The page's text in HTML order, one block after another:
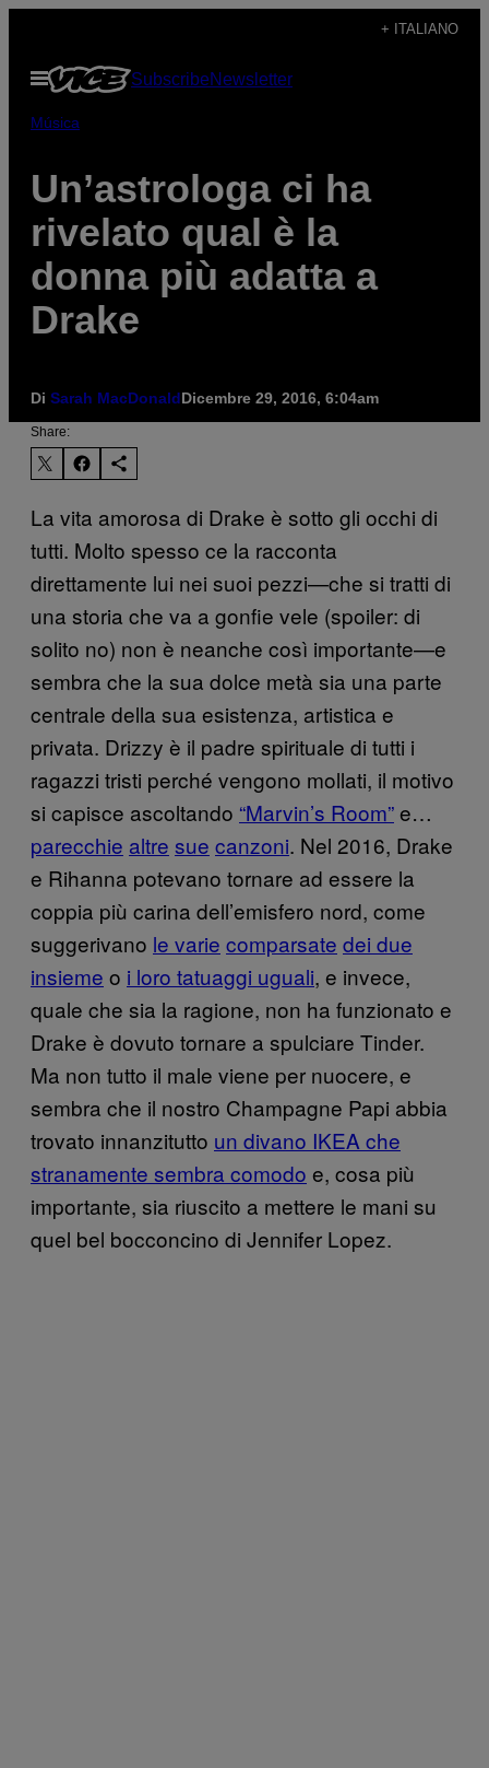
contenuto
+ ITALIANO
Apri
SubscribeNewsletter
Música
Un’astrologa ci ha
rivelato qual è la
donna più adatta a
Drake
Di Sarah MacDonaldDicembre 29, 2016, 6:04am
Share:
La vita amorosa di Drake è sotto gli occhi di
tutti. Molto spesso ce la racconta
direttamente lui nei suoi pezzi—che si tratti di
una storia che va a gonfie vele (spoiler: di
solito no) non è neanche così importante—e
sembra che la sua dolce metà sia una parte
centrale della sua esistenza, artistica e
privata. Drizzy è il padre spirituale di tutti i
ragazzi tristi perché vengono mollati, il motivo
si capisce ascoltando “Marvin’s Room”e…
parecchie altre sue canzoni. Nel 2016, Drake
e Rihanna potevano tornare ad essere la
coppia più carina dell’emisfero nord, come
suggerivano le varie comparsate dei due
insieme o i loro tatuaggi uguali, e invece,
quale che sia la ragione, non ha funzionato e
Drake è dovuto tornare a spulciare Tinder.
Ma non tutto il male viene per nuocere, e
sembra che il nostro Champagne Papi abbia
trovato innanzitutto un divano IKEA che
stranamente sembra comodo e, cosa più
importante, sia riuscito a mettere le mani su
quel bel bocconcino di Jennifer Lopez.